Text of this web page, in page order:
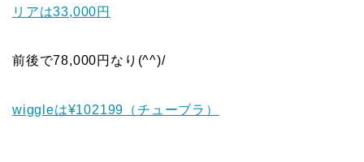
リアは33,000円
前後で78,000円なり(^^)/
wiggleは¥102199（チューブラ）